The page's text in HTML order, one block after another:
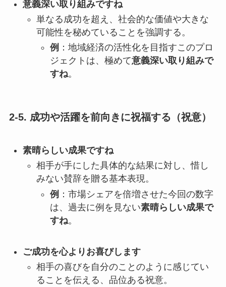
意義深い取り組みですね
単なる成功を超え、社会的な価値や大きな
可能性を秘めていることを強調する。
例 ：地域経済の活性化を目指すこのプロ
ジェクトは、極めて意義深い取り組みで
すね。
2-5. 成功や活躍を前向きに祝福する（祝意）
素晴らしい成果ですね
相手が手にした具体的な結果に対し、惜し
みない賛辞を贈る基本表現。
例 ：市場シェアを倍増させた今回の数字
は、過去に例を見ない素晴らしい成果で
すね。
ご成功を心よりお喜びします
相手の喜びを自分のことのように感じてい
ることを伝える、品位ある祝意。